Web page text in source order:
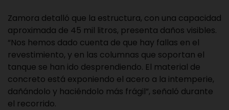
Zamora detalló que la estructura, con una capacidad
aproximada de 45 mil litros, presenta daños visibles.
“Nos hemos dado cuenta de que hay fallas en el
revestimiento, y en las columnas que soportan el
tanque se han ido desprendiendo. El material de
concreto está exponiendo el acero a la intemperie,
dañándolo y haciéndolo más frágil”, señaló durante
el recorrido.